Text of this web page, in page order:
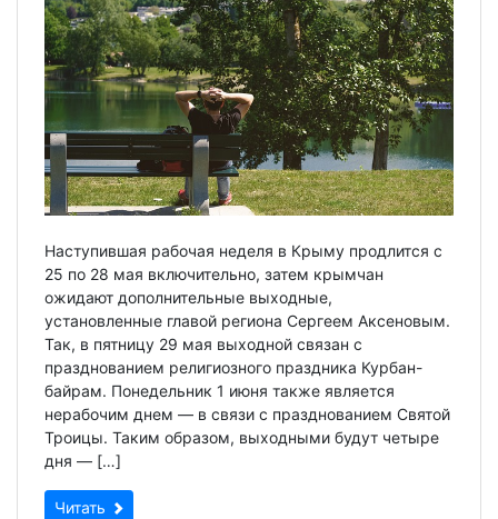
Наступившая рабочая неделя в Крыму продлится с
25 по 28 мая включительно, затем крымчан
ожидают дополнительные выходные,
установленные главой региона Сергеем Аксеновым.
Так, в пятницу 29 мая выходной связан с
празднованием религиозного праздника Курбан-
байрам. Понедельник 1 июня также является
нерабочим днем — в связи с празднованием Святой
Троицы. Таким образом, выходными будут четыре
дня — […]
Читать